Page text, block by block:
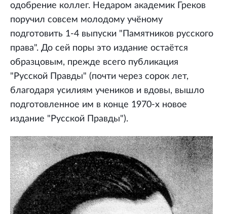
одобрение коллег. Недаром академик Греков
поручил совсем молодому учёному
подготовить 1-4 выпуски "Памятников русского
права". До сей поры это издание остаётся
образцовым, прежде всего публикация
"Русской Правды" (почти через сорок лет,
благодаря усилиям учеников и вдовы, вышло
подготовленное им в конце 1970-х новое
издание "Русской Правды").